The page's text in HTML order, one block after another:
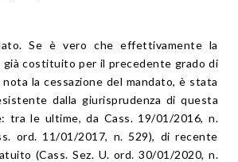
Se è vero che effettivamente la
costituito per il precedente grado di
la cessazione del mandato, è stata
dalla giurisprudenza di questa
tra le ultime, da Cass. 19/01/2016, n.
ord. 11/01/2017, n. 529), di recente
(Cass. Sez. U. ord. 30/01/2020, n.